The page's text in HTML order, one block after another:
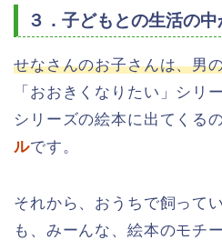
３．子どもとの生活の
せなさんのお子さんは、男
「おおきくなりたい」シリ
シリーズの絵本に出てくる
ルです。
それから、おうちで飼って
も、みーんな、絵本のモチ